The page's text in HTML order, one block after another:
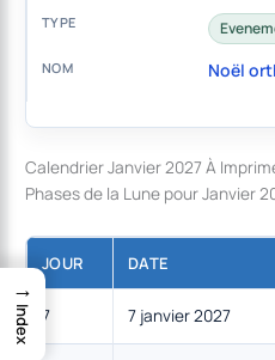
Noël
Calendrier Janvier 2027 À
Phases de la Lune pour Janvier
JOUR DATE
7 7 janvier 2027
→
Index